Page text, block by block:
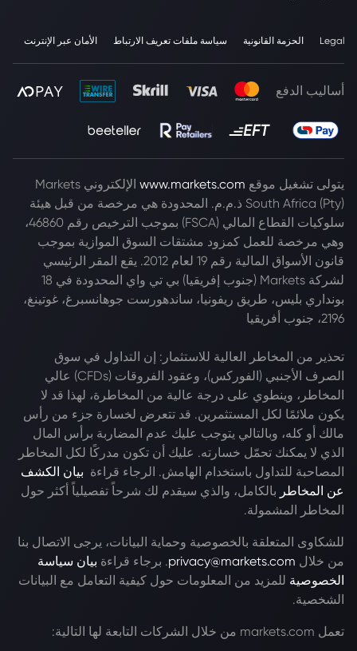
Legal الحزمة القانونية سياسة ملفات تعريف الارتباط الأمان عبر الإنترنت
أساليب الدفع
يتولى تشغيل موقع www.markets.com
الإلكتروني Markets
South Africa (Pty) ذ.م.م. المحدودة هي مرخصة من قبل هيئة
سلوكيات القطاع المالي (FSCA) بموجب الترخيص رقم 46860،
وهي مرخصة للعمل كمزود مشتقات السوق الموازية بموجب
قانون الأسواق المالية رقم 19 لعام 2012. يقع المقر الرئيسي
لشركة Markets (جنوب إفريقيا) بي تي واي المحدودة في 18
بونداري بليس، طريق ريفونيا، ساندهورست جوهانسبرغ، غوتينغ،
2196، جنوب أفريقيا
تحذير من المخاطر العالية للاستثمار: إن التداول في سوق
الصرف الأجنبي (الفوركس)، وعقود الفروقات (CFDs) عالي
المخاطر، وينطوي على درجة عالية من المخاطرة، لهذا قد لا
يكون ملائمًا لكل المستثمرين. قد تتعرض لخسارة جزء من رأس
مالك أو كله، وبالتالي يتوجب عليك عدم المضاربة برأس المال
الذي لا يمكنك تحمّل خسارته. عليك أن تكون مدركًا لكل المخاطر
المصاحبة للتداول باستخدام الهامش. الرجاء قراءة بيان الكشف
عن المخاطر بالكامل، والذي سيقدم لك شرحاً تفصيلياً أكثر حول
المخاطر المشمولة.
للشكاوى المتعلقة بالخصوصية وحماية البيانات، يرجى الاتصال بنا
من خلال privacy@markets.com. برجاء قراءة بيان سياسة
الخصوصية للمزيد من المعلومات حول كيفية التعامل مع البيانات
الشخصية.
تعمل markets.com من خلال الشركات التابعة لها التالية: